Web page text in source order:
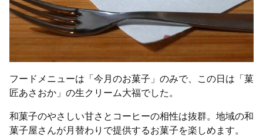
フードメニューは「今月のお菓子」のみで、この日は「菓
匠あさおか」の生クリーム大福でした。
和菓子のやさしい甘さとコーヒーの相性は抜群。地域の和
菓子屋さんが月替わりで提供するお菓子を楽しめます。